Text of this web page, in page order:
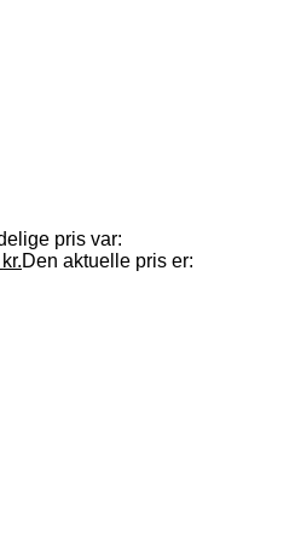
pris var:
kr.Den aktuelle pris er: